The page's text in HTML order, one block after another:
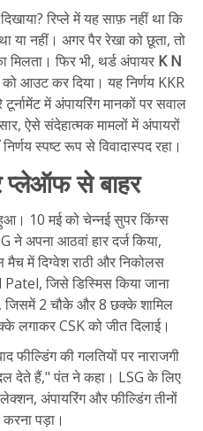
दिखाया? रिप्ले में यह साफ़ नहीं था कि
या नहीं। अगर पैर रेखा को छूता, तो
फिर भी, थर्ड अंपायर K N
आउट कर दिया। यह निर्णय KKR
में अंपायरिंग मानकों पर सवाल
ऐसे संदेहात्मक मामलों में अंपायरों
स्पष्ट रूप से विवादास्पद रहा।
प्लेऑफ से बाहर
हुआ। 10 मई को चेन्नई सुपर किंग्स
अपना आठवां हार दर्ज किया,
में दिग्वेश राठी और निकोलस
जिसे डिस्मिस किया जाना
जिसमें 2 चौके और 8 छक्के शामिल
लगाकर CSK को जीत दिलाई।
फील्डिंग की गलतियों पर नाराजगी
देते हैं," पंत ने कहा। LSG के लिए
अंपायरिंग और फील्डिंग तीनों
करना पड़ा।